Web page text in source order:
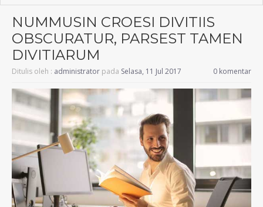
NUMMUSIN CROESI DIVITIIS
OBSCURATUR, PARSEST TAMEN
DIVITIARUM
Ditulis oleh : administrator pada Selasa, 11 Jul 2017 0 komentar